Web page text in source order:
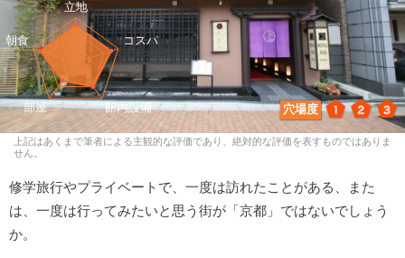
穴場度 1 2 3
上記はあくまで筆者による主観的な評価であり、絶対的な評価を表すものではありま
せん。
修学旅行やプライベートで、一度は訪れたことがある、また
は、一度は行ってみたいと思う街が「京都」ではないでしょう
か。